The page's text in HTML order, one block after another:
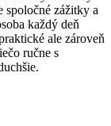
spoločné zážitky a
každý deň
ale zároveň
ručne s